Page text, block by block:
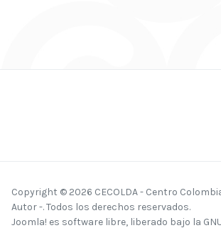
Copyright © 2026 CECOLDA - Centro
Autor -. Todos los derechos reservados.
Joomla! es software libre, liberado bajo la